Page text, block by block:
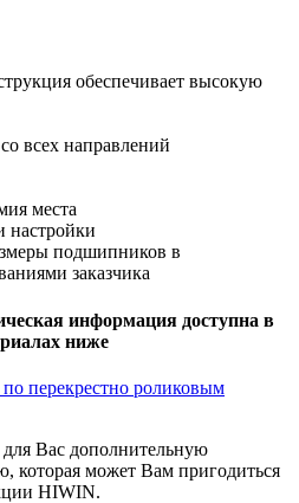
обеспечивает высокую
всех направлений
места
настройки
подшипников в
заказчика
информация доступна в
ниже
перекрестно роликовым
Вас дополнительную
которая может Вам пригодиться
HIWIN.